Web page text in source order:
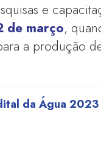
e
de março,
a produção
da Água 2023